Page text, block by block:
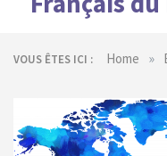
VOUS ÊTES ICI : Home »